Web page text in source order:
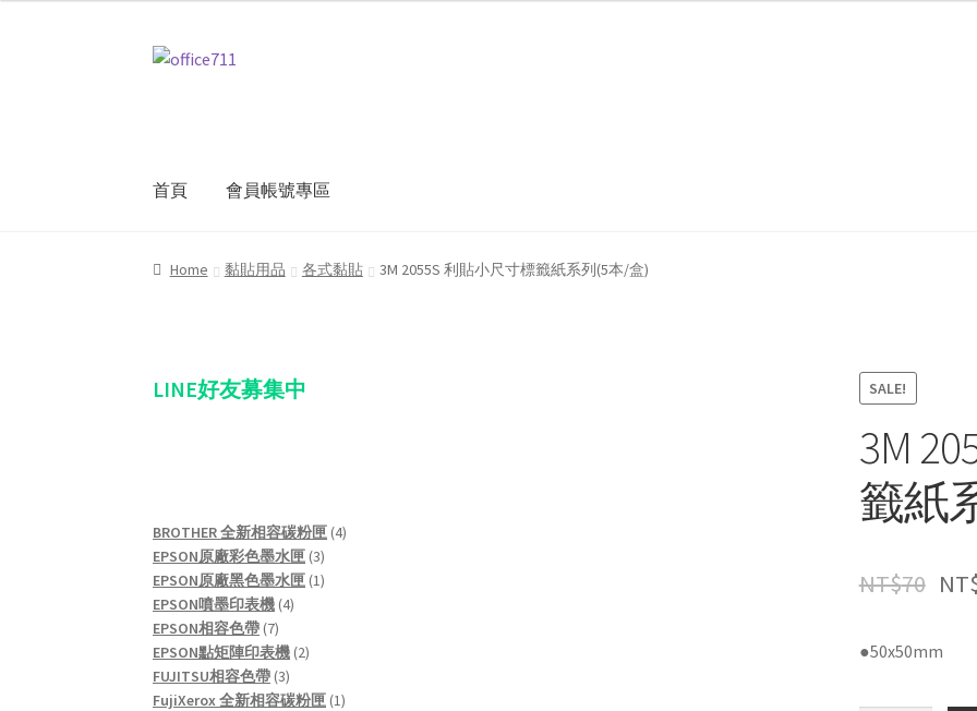
Skip
Skip
首頁 會員帳號專區
Home 我的帳號 結帳聯絡我們 購物車 關於我們 防詐騙聲明
Home 黏貼用品 各式黏貼 3M 2055S 利貼小尺寸標籤紙系列(5本/盒)
SALE!
3M
籤紙
NT$70
●50x50mm
LINE好友募集中
BROTHER 全新相容碳粉匣 44
EPSON原廠彩色墨水匣 33
products
EPSON原廠黑色墨水匣 11
EPSON噴墨印表機 44
EPSON相容色帶 77
products
EPSON點矩陣印表機 22
FUJITSU相容色帶 33
products
FujiXerox 全新相容碳粉匣 11